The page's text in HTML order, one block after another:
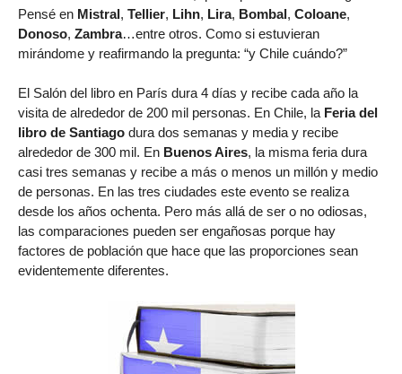
Pensé en Mistral, Tellier, Lihn, Lira, Bombal, Coloane,
Donoso, Zambra…entre otros. Como si estuvieran
mirándome y reafirmando la pregunta: “y Chile cuándo?”
El Salón del libro en París dura 4 días y recibe cada año la
visita de alrededor de 200 mil personas. En Chile, la Feria del
libro de Santiago dura dos semanas y media y recibe
alrededor de 300 mil. En Buenos Aires, la misma feria dura
casi tres semanas y recibe a más o menos un millón y medio
de personas. En las tres ciudades este evento se realiza
desde los años ochenta. Pero más allá de ser o no odiosas,
las comparaciones pueden ser engañosas porque hay
factores de población que hace que las proporciones sean
evidentemente diferentes.